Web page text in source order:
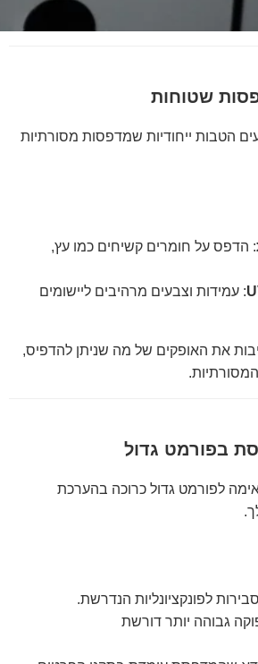
שטוחות
הטבות ייחודיות שמדפסות מסורתיות
: הדפס על חומרים קשיחים כמו עץ,
: עמידות וצבעים מרהיבים ליישומים
את האופקים של מה שניתן להדפיס,
בפורמט גדול
לפורמט גדול כרוכה בהערכת
סבירות לפונקציונליות הנדרשת.
גבוהה יותר דורשת